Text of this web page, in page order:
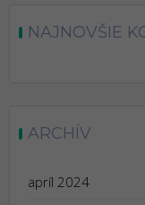
NAJNOVŠIE
ARCHÍV
apríl 2024